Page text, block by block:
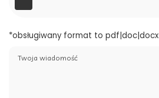
*obsługiwany format to pdf|doc|docx